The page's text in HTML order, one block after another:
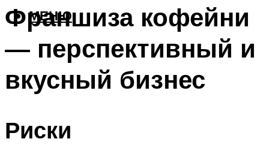
МЕНЮ
Франшиза кофейни
— перспективный и
вкусный бизнес
Риски